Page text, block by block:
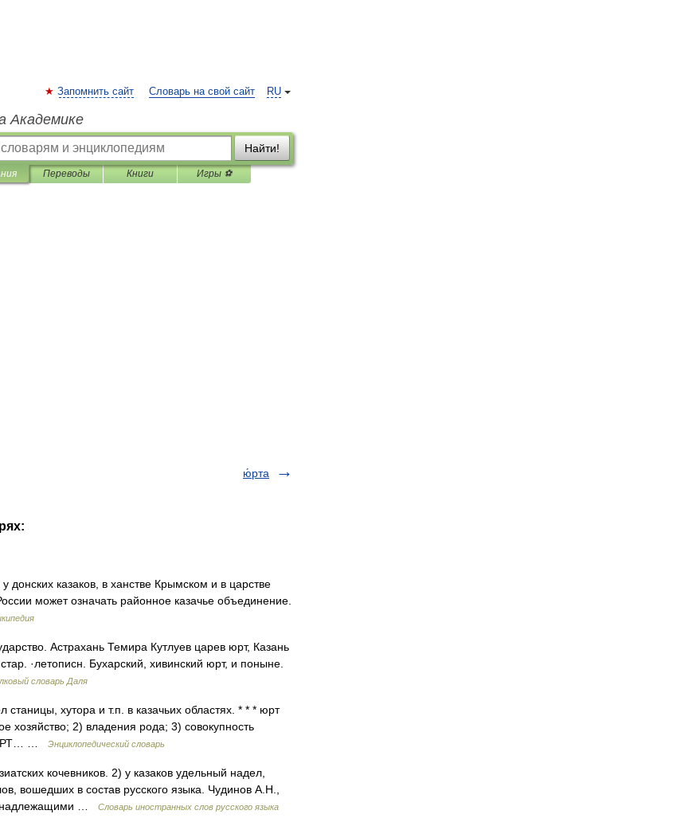
RU
Запомнить сайт Словарь на свой сайт
Академике
Найти!
Переводы Книги Игры ⚽
ю́рта
донских казаков, в ханстве Крымском и в царстве
может означать районное казачье объединение.
Астрахань Темира Кутлуев царев юрт, Казань
·летописн. Бухарский, хивинский юрт, и поныне.
словарь Даля
хутора и т.п. в казачьих областях. * * * юрт
хозяйство; 2) владения рода; 3) совокупность
ЮРТ… …
Энциклопедический словарь
кочевников. 2) у казаков удельный надел,
вошедших в состав русского языка. Чудинов А.Н.,
…
Словарь иностранных слов русского языка